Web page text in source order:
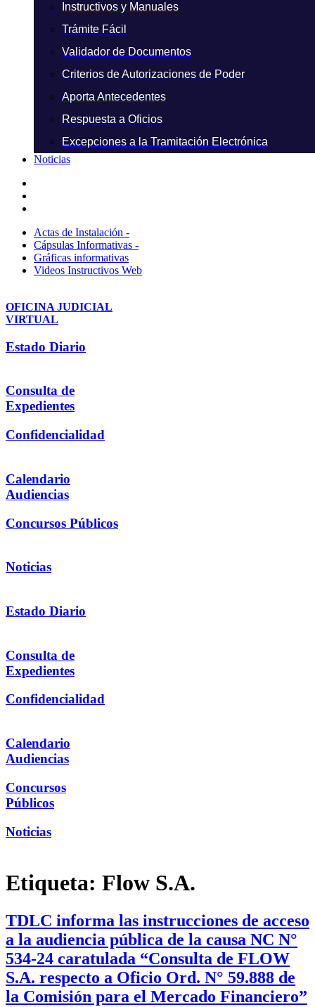
Instructivos y Manuales
Trámite Fácil
Validador de Documentos
Criterios de Autorizaciones de Poder
Aporta Antecedentes
Respuesta a Oficios
Excepciones a la Tramitación Electrónica
Noticias
Actas de Instalación -
Cápsulas Informativas -
Gráficas informativas
Videos Instructivos Web
OFICINA JUDICIAL
VIRTUAL
Estado Diario
Consulta de
Expedientes
Confidencialidad
Calendario
Audiencias
Concursos Públicos
Noticias
Estado Diario
Consulta de
Expedientes
Confidencialidad
Calendario
Audiencias
Concursos
Públicos
Noticias
Etiqueta: Flow S.A.
TDLC informa las instrucciones de acceso
a la audiencia pública de la causa NC N°
534-24 caratulada “Consulta de FLOW
S.A. respecto a Oficio Ord. N° 59.888 de
la Comisión para el Mercado Financiero”